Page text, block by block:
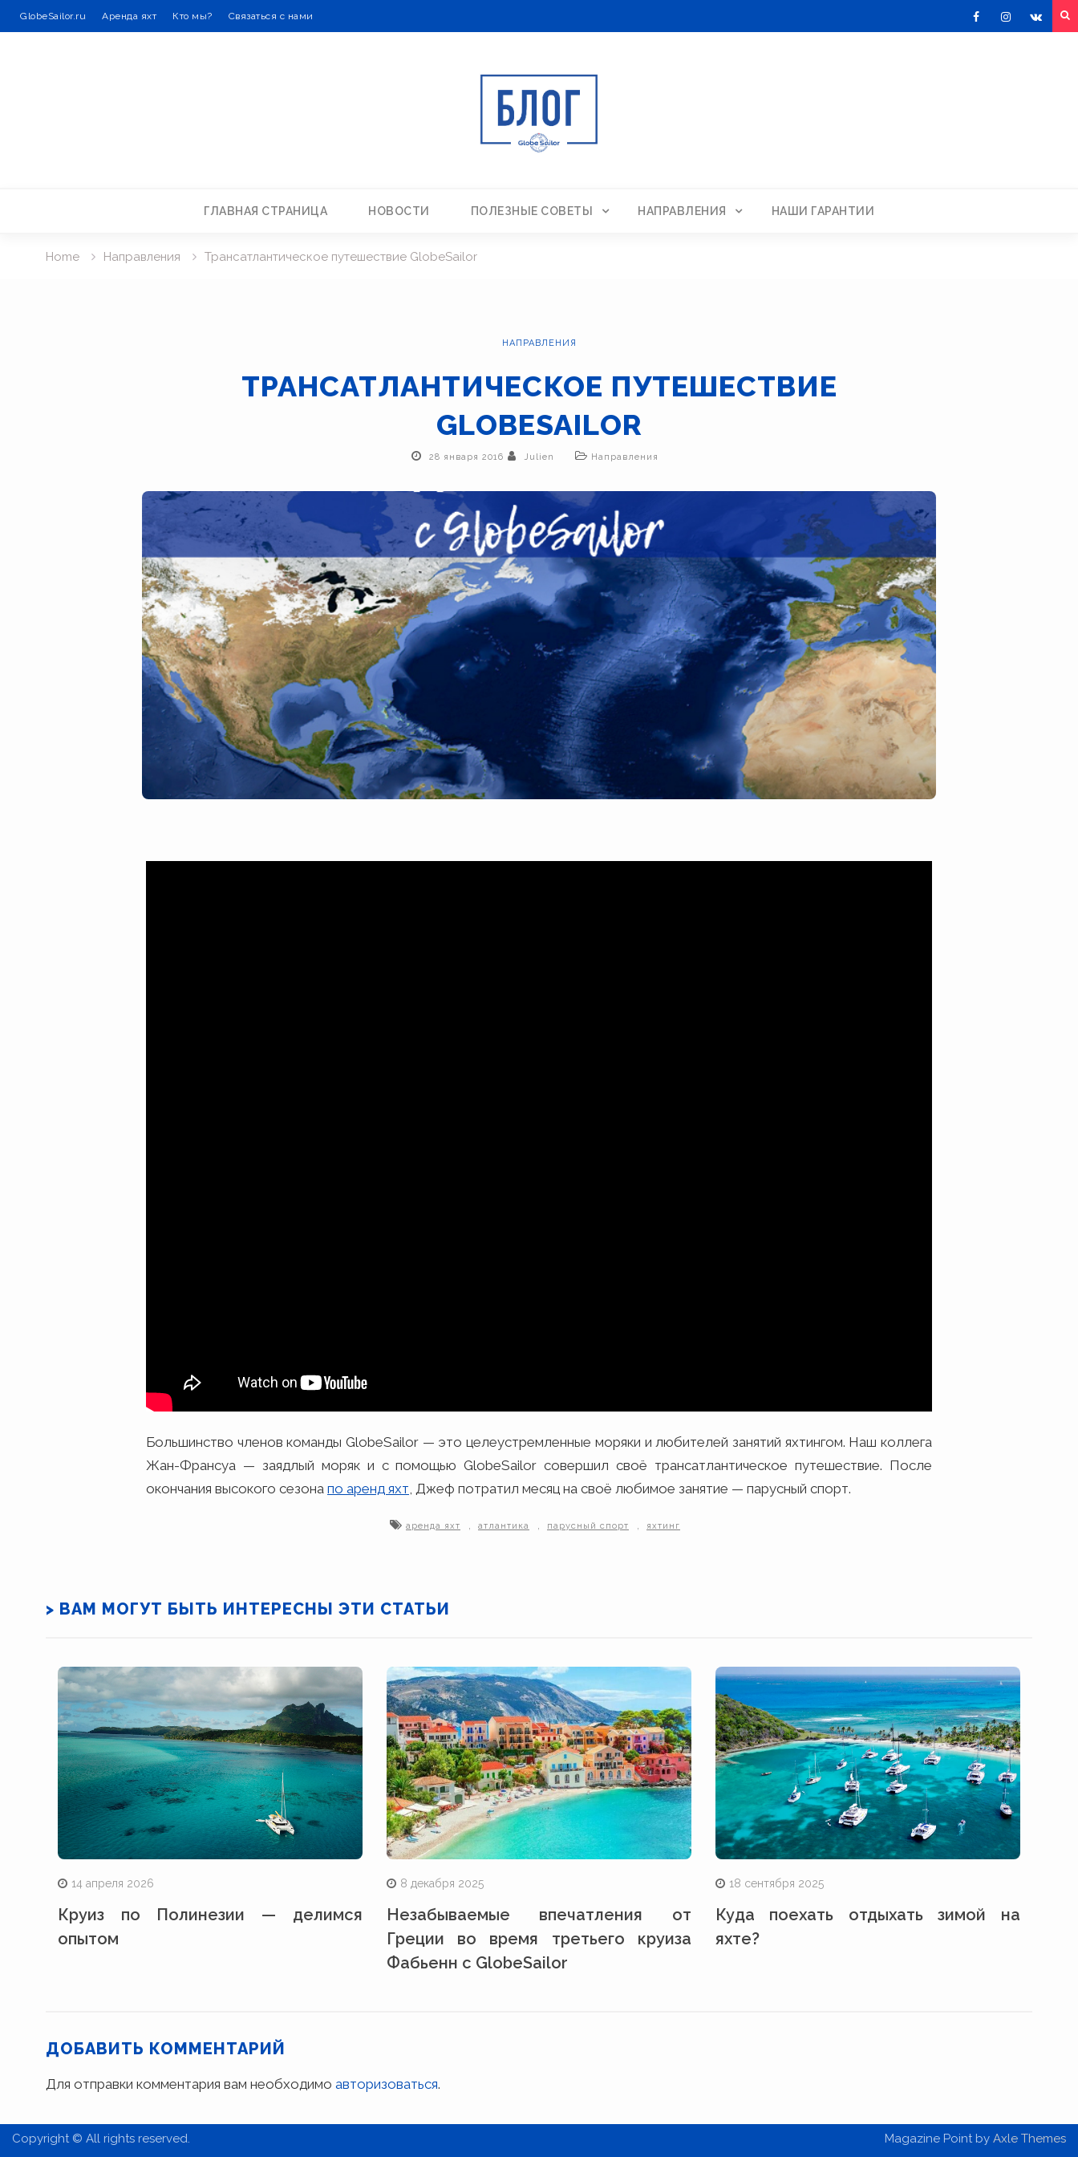
GlobeSailor.ru Аренда яхт Кто мы? Связаться с нами
ГЛАВНАЯ СТРАНИЦА НОВОСТИ ПОЛЕЗНЫЕ СОВЕТЫ НАПРАВЛЕНИЯ НАШИ ГАРАНТИИ
Home Направления Трансатлантическое путешествие GlobeSailor
НАПРАВЛЕНИЯ
ТРАНСАТЛАНТИЧЕСКОЕ ПУТЕШЕСТВИЕ
GLOBESAILOR
28 января 2016 Julien Направления
Большинство членов команды GlobeSailor — это целеустремленные моряки и любителей занятий яхтингом. Наш коллега
Жан-Франсуа — заядлый моряк и с помощью GlobeSailor совершил своё трансатлантическое путешествие. После
окончания высокого сезона по аренд яхт, Джеф потратил месяц на своё любимое занятие — парусный спорт.
аренда яхт атлантика парусный спорт яхтинг
> ВАМ МОГУТ БЫТЬ ИНТЕРЕСНЫ ЭТИ СТАТЬИ
14 апреля 2026
Круиз по Полинезии — делимся
опытом
8 декабря 2025
Незабываемые впечатления от
Греции во время третьего круиза
Фабьенн с GlobeSailor
18 сентября 2025
Куда поехать отдыхать зимой на
яхте?
ДОБАВИТЬ КОММЕНТАРИЙ
Для отправки комментария вам необходимо авторизоваться.
Copyright © All rights reserved. Magazine Point by Axle Themes